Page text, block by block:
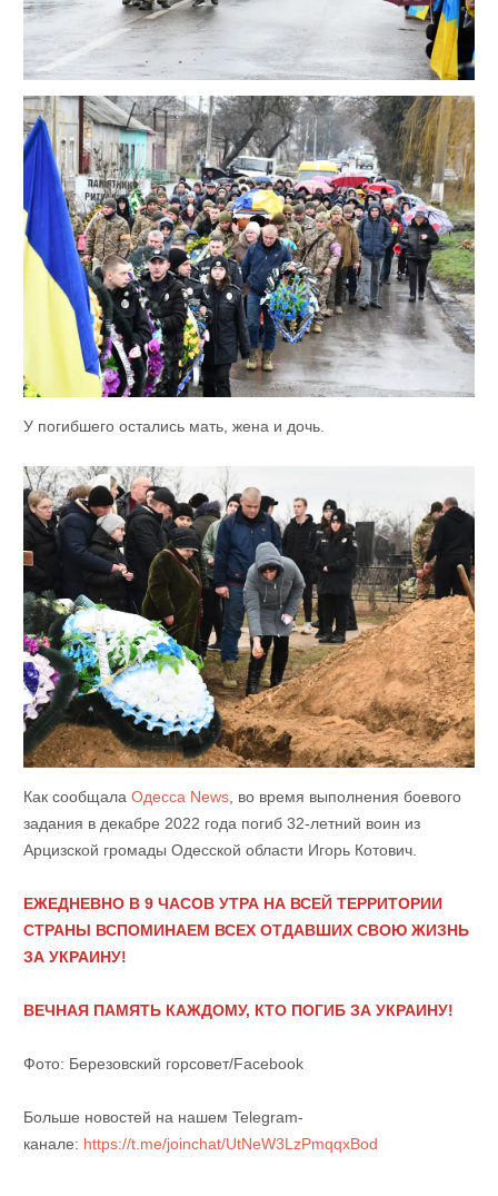
У погибшего остались мать, жена и дочь.
Как сообщалаОдесса News, во время выполнения боевого
задания в декабре 2022 года погиб 32-летний воин из
Арцизской громады Одесской области Игорь Котович.
ЕЖЕДНЕВНО В 9 ЧАСОВ УТРА НА ВСЕЙ ТЕРРИТОРИИ
СТРАНЫ ВСПОМИНАЕМ ВСЕХ ОТДАВШИХ СВОЮ ЖИЗНЬ
ЗА УКРАИНУ!
ВЕЧНАЯ ПАМЯТЬ КАЖДОМУ, КТО ПОГИБ ЗА УКРАИНУ!
Фото: Березовский горсовет/Facebook
Больше новостей на нашем Telegram-
канале: https://t.me/joinchat/UtNeW3LzPmqqxBod